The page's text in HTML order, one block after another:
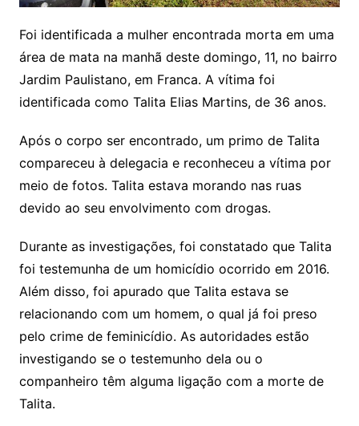
Foi identificada a mulher encontrada morta em uma
área de mata na manhã deste domingo, 11, no bairro
Jardim Paulistano, em Franca. A vítima foi
identificada como Talita Elias Martins, de 36 anos.
Após o corpo ser encontrado, um primo de Talita
compareceu à delegacia e reconheceu a vítima por
meio de fotos. Talita estava morando nas ruas
devido ao seu envolvimento com drogas.
Durante as investigações, foi constatado que Talita
foi testemunha de um homicídio ocorrido em 2016.
Além disso, foi apurado que Talita estava se
relacionando com um homem, o qual já foi preso
pelo crime de feminicídio. As autoridades estão
investigando se o testemunho dela ou o
companheiro têm alguma ligação com a morte de
Talita.